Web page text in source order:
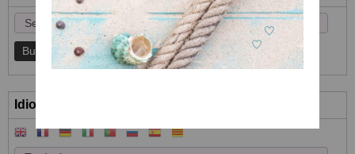
Idioma